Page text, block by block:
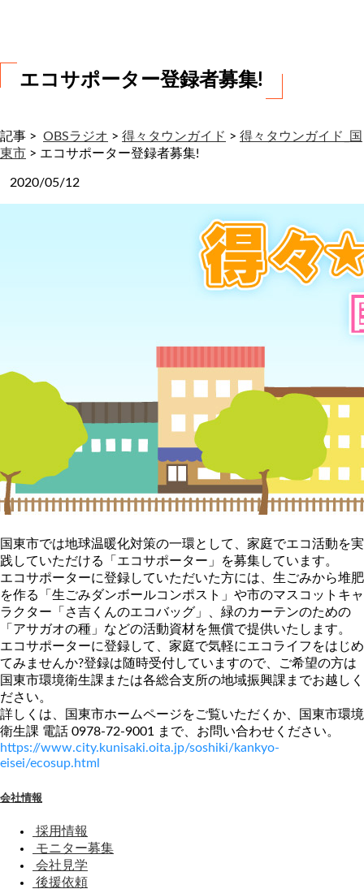
エコサポーター登録者募集!
記事 > OBSラジオ > 得々タウンガイド > 得々タウンガイド_国
東市 > エコサポーター登録者募集!
2020/05/12
国東市では地球温暖化対策の一環として、家庭でエコ活動を実
践していただける「エコサポーター」を募集しています。
エコサポーターに登録していただいた方には、生ごみから堆肥
を作る「生ごみダンボールコンポスト」や市のマスコットキャ
ラクター「さ吉くんのエコバッグ」、緑のカーテンのための
「アサガオの種」などの活動資材を無償で提供いたします。
エコサポーターに登録して、家庭で気軽にエコライフをはじめ
てみませんか?登録は随時受付していますので、ご希望の方は
国東市環境衛生課または各総合支所の地域振興課までお越しく
ださい。
詳しくは、国東市ホームページをご覧いただくか、国東市環境
衛生課 電話 0978-72-9001 まで、お問い合わせください。
https://www.city.kunisaki.oita.jp/soshiki/kankyo-
eisei/ecosup.html
会社情報
採用情報
モニター募集
会社見学
後援依頼